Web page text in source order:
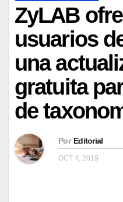
ZyLAB
usuarios
una
gratuita
de
Por Editorial
OCT 4, 2019